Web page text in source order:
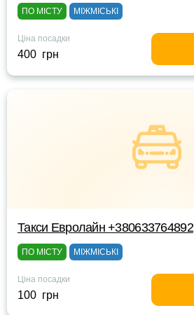
ПО МІСТУ МІЖМІСЬКІ
Ціна посадки
400 грн
Такси Евролайн +380633764892
ПО МІСТУ МІЖМІСЬКІ
Ціна посадки
100 грн